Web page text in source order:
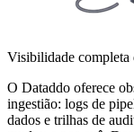
Visibilidade completa
O Dataddo oferece
ingestião: logs de
dados e trilhas de